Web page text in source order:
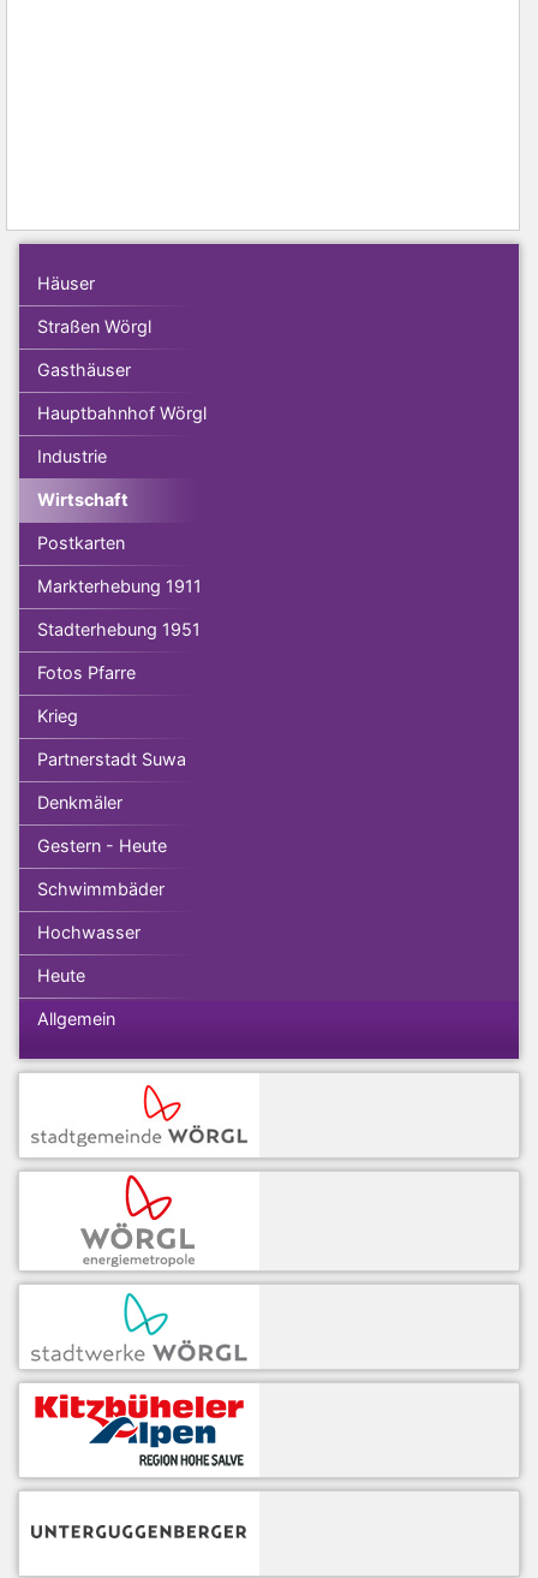
Häuser
Straßen Wörgl
Gasthäuser
Hauptbahnhof Wörgl
Industrie
Wirtschaft
Postkarten
Markterhebung 1911
Stadterhebung 1951
Fotos Pfarre
Krieg
Partnerstadt Suwa
Denkmäler
Gestern - Heute
Schwimmbäder
Hochwasser
Heute
Allgemein